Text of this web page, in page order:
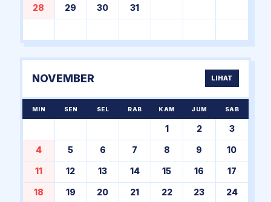
28 29 30 31
NOVEMBER LIHAT
MIN SEN SEL RAB KAM JUM SAB
1 2 3
4 5 6 7 8 9 10
11 12 13 14 15 16 17
18 19 20 21 22 23 24